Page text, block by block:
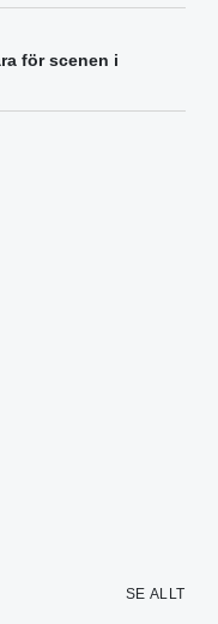
för scenen i
SE ALLT